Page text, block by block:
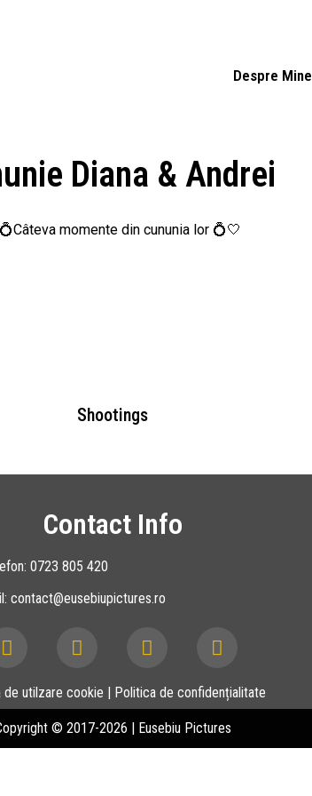
Despre Mine
Diana & Andrei
momente din cununia lor 💍🤍
Shootings
Contact Info
0723 805 420
contact@eusebiupictures.ro
de utilzare cookie Politica de confidențialitate
© 2017-2026 | Eusebiu Pictures